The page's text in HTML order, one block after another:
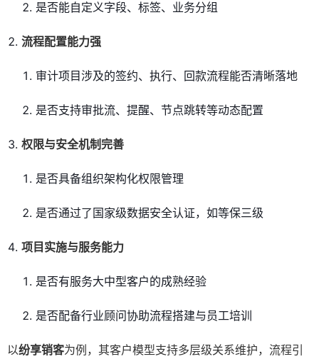
是否能自定义字段、标签、业务分组
流程配置能力强
审计项目涉及的签约、执行、回款流程能否清晰落地
是否支持审批流、提醒、节点跳转等动态配置
权限与安全机制完善
是否具备组织架构化权限管理
是否通过了国家级数据安全认证，如等保三级
项目实施与服务能力
是否有服务大中型客户的成熟经验
是否配备行业顾问协助流程搭建与员工培训
以纷享销客为例，其客户模型支持多层级关系维护，流程引